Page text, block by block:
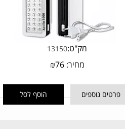
מק"ט:13150
מחיר: ₪76
פרטים נוספים הוסף לסל